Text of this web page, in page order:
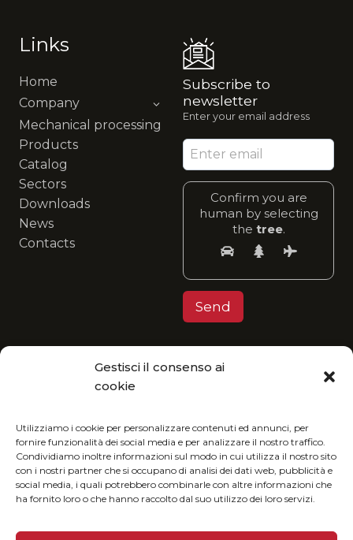
Gestisci il consenso ai
cookie
Utilizziamo i cookie per personalizzare contenuti ed annunci, per
fornire funzionalità dei social media e per analizzare il nostro traffico.
Condividiamo inoltre informazioni sul modo in cui utilizza il nostro sito
con i nostri partner che si occupano di analisi dei dati web, pubblicità e
social media, i quali potrebbero combinarle con altre informazioni che
ha fornito loro o che hanno raccolto dal suo utilizzo dei loro servizi.
Links
Home
Company
Mechanical processing
Products
Catalog
Sectors
Downloads
News
Contacts
Subscribe to
newsletter
Enter your email address
Confirm you are
human by selecting
the tree.
vision: enjoy our catalog in digital format and
reduce your environmental impact.